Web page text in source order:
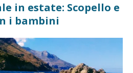
in estate: Scopello e
i bambini